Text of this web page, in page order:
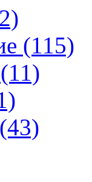
(115)
(11)
(43)